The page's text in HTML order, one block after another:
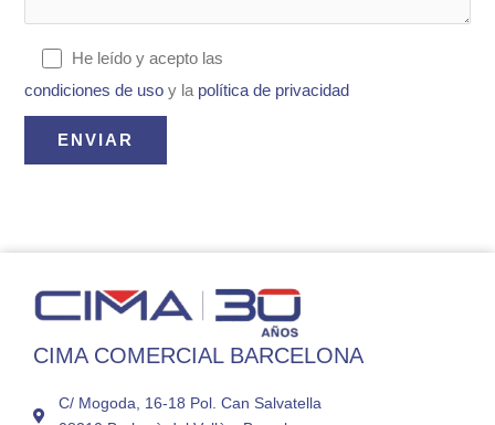
He leído y acepto las
condiciones de uso y la política de privacidad
CIMA COMERCIAL BARCELONA
C/ Mogoda, 16-18 Pol. Can Salvatella